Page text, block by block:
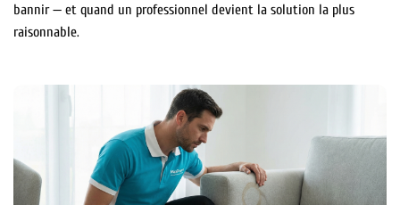
bannir — et quand un professionnel devient la solution la plus
raisonnable.